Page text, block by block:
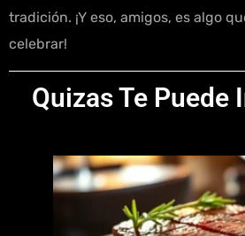
tradición. ¡Y eso, amigos, es algo
celebrar!
Quizas Te Puede